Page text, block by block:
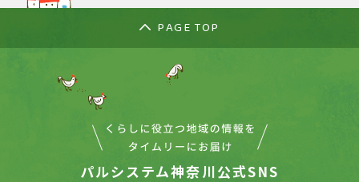
PAGE TOP
パルシステム神奈川公式SNS